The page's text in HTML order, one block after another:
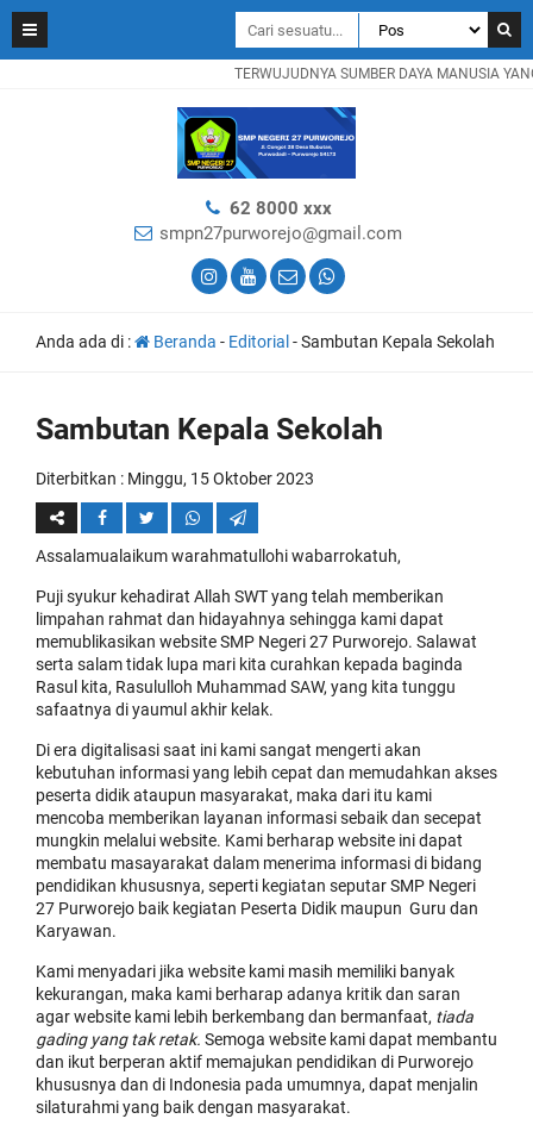
TERWUJUDNYA SUMBER DAYA MANUSIA
62 8000 xxx
smpn27purworejo@gmail.com
Anda ada di : Beranda - Editorial -Sambutan Kepala Sekolah
Sambutan Kepala Sekolah
Diterbitkan : Minggu, 15 Oktober 2023
Assalamualaikum warahmatullohi wabarrokatuh,
Puji syukur kehadirat Allah SWT yang telah memberikan
limpahan rahmat dan hidayahnya sehingga kami dapat
memublikasikan website SMP Negeri 27 Purworejo. Salawat
serta salam tidak lupa mari kita curahkan kepada baginda
Rasul kita, Rasululloh Muhammad SAW, yang kita tunggu
safaatnya di yaumul akhir kelak.
Di era digitalisasi saat ini kami sangat mengerti akan
kebutuhan informasi yang lebih cepat dan memudahkan akses
peserta didik ataupun masyarakat, maka dari itu kami
mencoba memberikan layanan informasi sebaik dan secepat
mungkin melalui website. Kami berharap website ini dapat
membatu masayarakat dalam menerima informasi di bidang
pendidikan khususnya, seperti kegiatan seputar SMP Negeri
27 Purworejo baik kegiatan Peserta Didik maupun Guru dan
Karyawan.
Kami menyadari jika website kami masih memiliki banyak
kekurangan, maka kami berharap adanya kritik dan saran
agar website kami lebih berkembang dan bermanfaat, tiada
gading yang tak retak. Semoga website kami dapat membantu
dan ikut berperan aktif memajukan pendidikan di Purworejo
khususnya dan di Indonesia pada umumnya, dapat menjalin
silaturahmi yang baik dengan masyarakat.